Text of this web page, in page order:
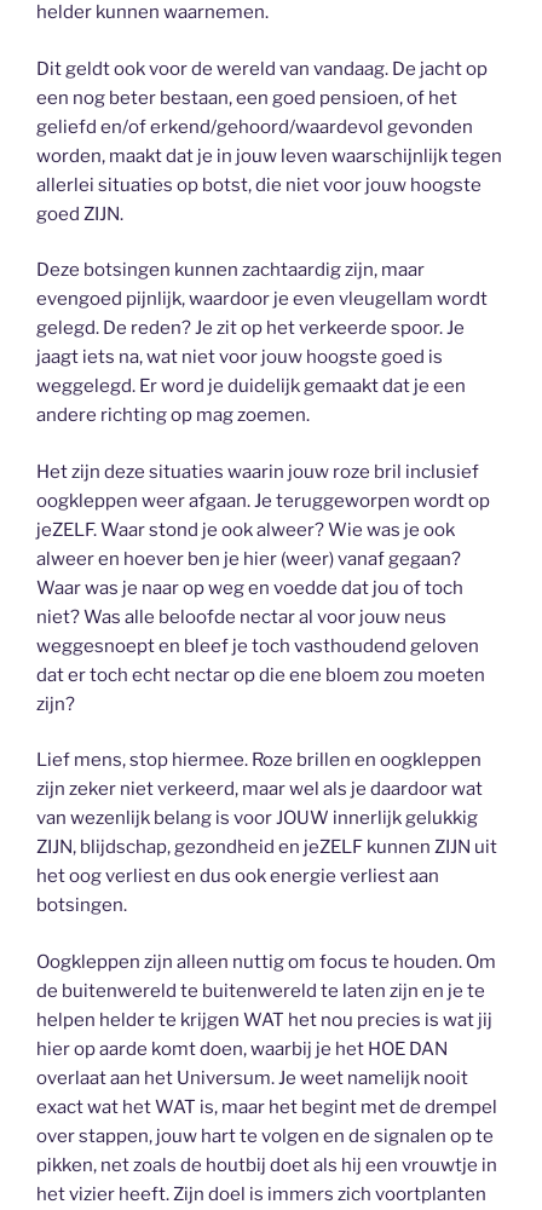
helder kunnen waarnemen.
Dit geldt ook voor de wereld van vandaag. De jacht op
een nog beter bestaan, een goed pensioen, of het
geliefd en/of erkend/gehoord/waardevol gevonden
worden, maakt dat je in jouw leven waarschijnlijk tegen
allerlei situaties op botst, die niet voor jouw hoogste
goed ZIJN.
Deze botsingen kunnen zachtaardig zijn, maar
evengoed pijnlijk, waardoor je even vleugellam wordt
gelegd. De reden? Je zit op het verkeerde spoor. Je
jaagt iets na, wat niet voor jouw hoogste goed is
weggelegd. Er word je duidelijk gemaakt dat je een
andere richting op mag zoemen.
Het zijn deze situaties waarin jouw roze bril inclusief
oogkleppen weer afgaan. Je teruggeworpen wordt op
jeZELF. Waar stond je ook alweer? Wie was je ook
alweer en hoever ben je hier (weer) vanaf gegaan?
Waar was je naar op weg en voedde dat jou of toch
niet? Was alle beloofde nectar al voor jouw neus
weggesnoept en bleef je toch vasthoudend geloven
dat er toch echt nectar op die ene bloem zou moeten
zijn?
Lief mens, stop hiermee. Roze brillen en oogkleppen
zijn zeker niet verkeerd, maar wel als je daardoor wat
van wezenlijk belang is voor JOUW innerlijk gelukkig
ZIJN, blijdschap, gezondheid en jeZELF kunnen ZIJN uit
het oog verliest en dus ook energie verliest aan
botsingen.
Oogkleppen zijn alleen nuttig om focus te houden. Om
de buitenwereld te buitenwereld te laten zijn en je te
helpen helder te krijgen WAT het nou precies is wat jij
hier op aarde komt doen, waarbij je het HOE DAN
overlaat aan het Universum. Je weet namelijk nooit
exact wat het WAT is, maar het begint met de drempel
over stappen, jouw hart te volgen en de signalen op te
pikken, net zoals de houtbij doet als hij een vrouwtje in
het vizier heeft. Zijn doel is immers zich voortplanten